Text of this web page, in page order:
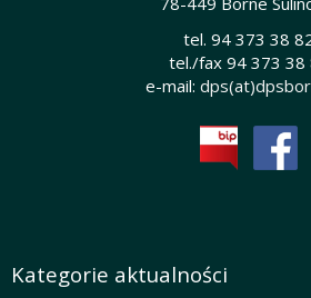
tel. 94 373 38
tel./fax 94 373 38
e-mail:
Kategorie aktualności